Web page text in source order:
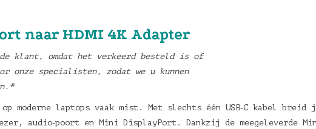
naar HDMI 4K Adapter
klant, omdat het verkeerd besteld is of
onze specialisten, zodat we u kunnen
moderne laptops vaak mist. Met slechts één USB‑C kabel
audio‑poort en Mini DisplayPort. Dankzij de meegeleverde Mini